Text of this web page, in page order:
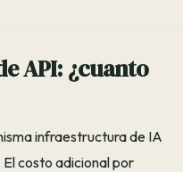
API: ¿cuanto
infraestructura de IA
costo adicional por